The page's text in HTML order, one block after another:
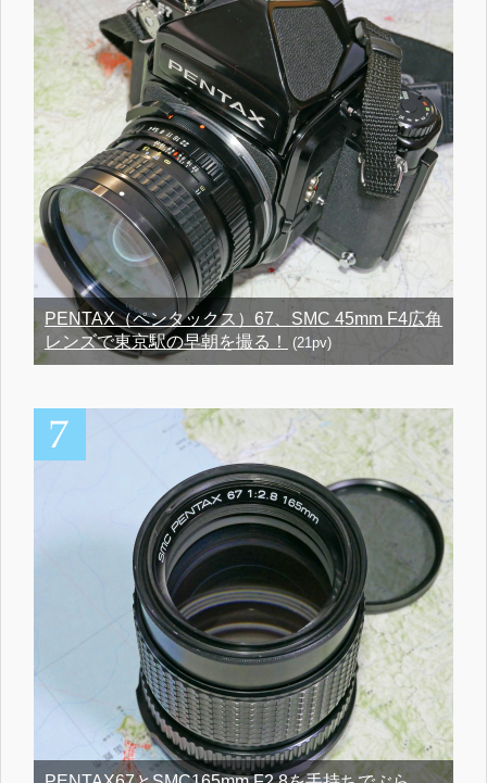
PENTAX（ペンタックス）67、SMC 45mm F4広角
レンズで東京駅の早朝を撮る！
(21pv)